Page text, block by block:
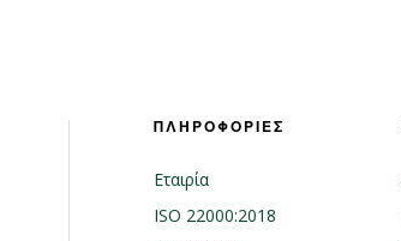
ΠΛΗΡΟΦΟΡΙΕΣ
Εταιρία
ISO 22000:2018